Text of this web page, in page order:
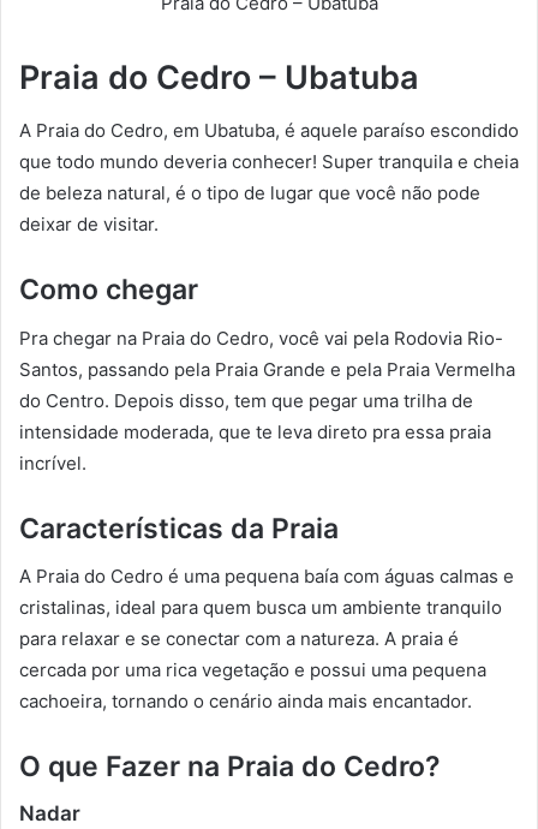
Praia do Cedro – Ubatuba
A Praia do Cedro, em Ubatuba, é aquele paraíso escondido
que todo mundo deveria conhecer! Super tranquila e cheia
de beleza natural, é o tipo de lugar que você não pode
deixar de visitar.
Como chegar
Pra chegar na Praia do Cedro, você vai pela Rodovia Rio-
Santos, passando pela Praia Grande e pela Praia Vermelha
do Centro. Depois disso, tem que pegar uma trilha de
intensidade moderada, que te leva direto pra essa praia
incrível.
Características da Praia
A Praia do Cedro é uma pequena baía com águas calmas e
cristalinas, ideal para quem busca um ambiente tranquilo
para relaxar e se conectar com a natureza. A praia é
cercada por uma rica vegetação e possui uma pequena
cachoeira, tornando o cenário ainda mais encantador.
O que Fazer na Praia do Cedro?
Nadar